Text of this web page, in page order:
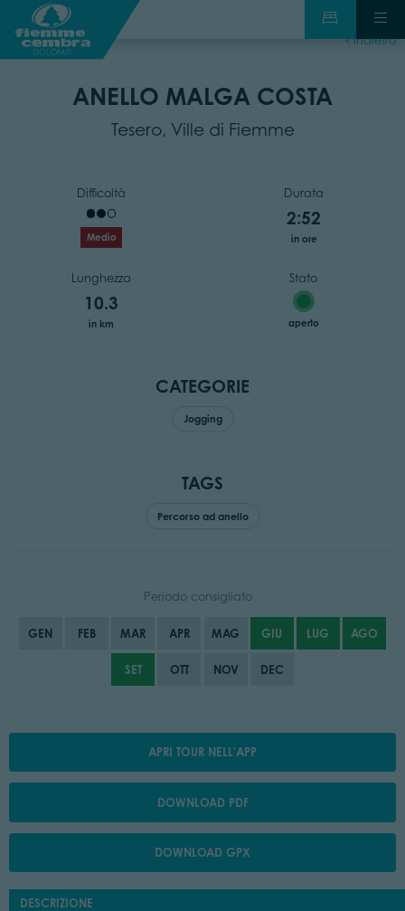
indietro
ANELLO MALGA COSTA
Tesero, Ville di Fiemme
Difficoltà
Medio
Durata
2:52
in ore
Lunghezza
10.3
in km
Stato
aperto
CATEGORIE
Jogging
TAGS
Percorso ad anello
Periodo consigliato
GEN FEB MAR APR MAG GIU LUG AGO
SET OTT NOV DEC
APRI TOUR NELL'APP
DOWNLOAD PDF
DOWNLOAD GPX
DESCRIZIONE